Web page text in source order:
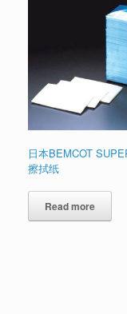
日本BEMCOT
擦拭纸
Read more